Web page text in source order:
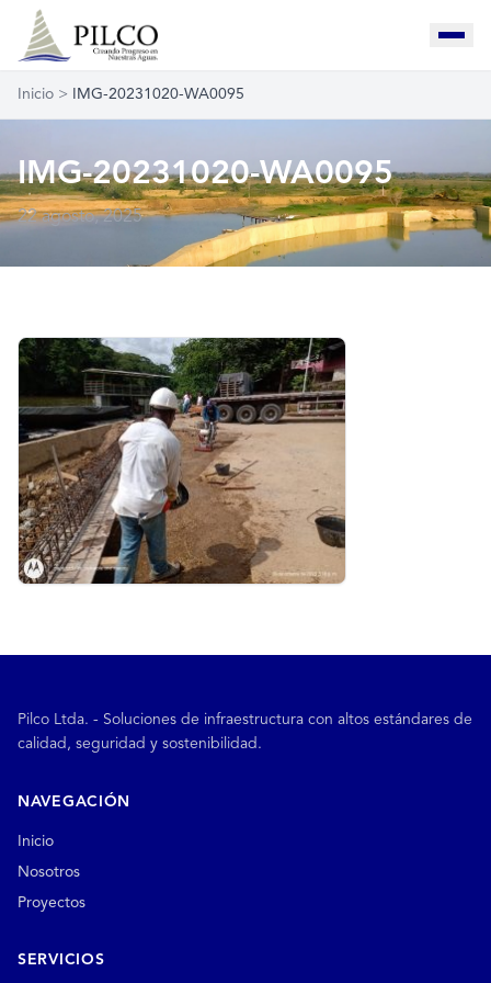
Inicio > IMG-20231020-WA0095
IMG-20231020-WA0095
22 agosto, 2025
Pilco Ltda. - Soluciones de infraestructura con altos estándares de
calidad, seguridad y sostenibilidad.
NAVEGACIÓN
Inicio
Nosotros
Proyectos
SERVICIOS